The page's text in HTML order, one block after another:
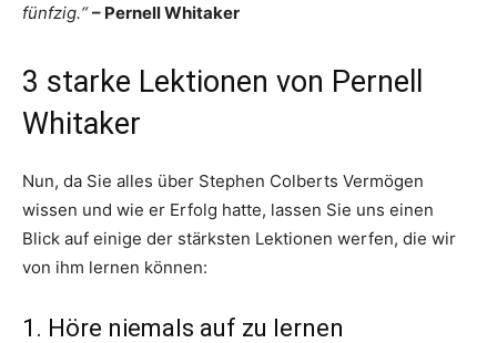
fünfzig.“– Pernell Whitaker
3 starke Lektionen von Pernell
Whitaker
Nun, da Sie alles über Stephen Colberts Vermögen
wissen und wie er Erfolg hatte, lassen Sie uns einen
Blick auf einige der stärksten Lektionen werfen, die wir
von ihm lernen können:
1. Höre niemals auf zu lernen